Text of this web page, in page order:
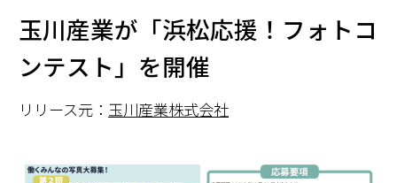
玉川産業が「浜松応援！フォトコ
ンテスト」を開催
リリース元： 玉川産業株式会社